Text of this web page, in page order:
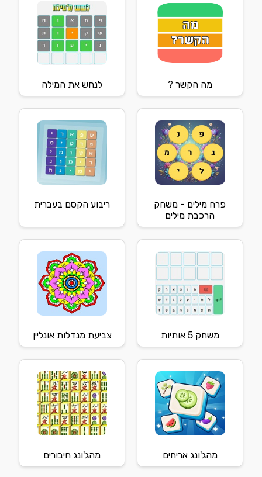
מה הקשר ? לנחש את המילה
פרח מילים - משחק
הרכבת מילים
ריבוע הקסם בעברית
משחק 5 אותיות צביעת מנדלות אונליין
מהג'ונג אריחים מהג'ונג חיבורים